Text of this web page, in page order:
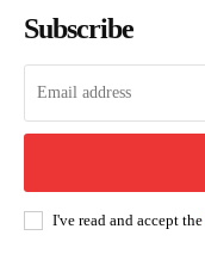
Subscribe
I've read and accept the